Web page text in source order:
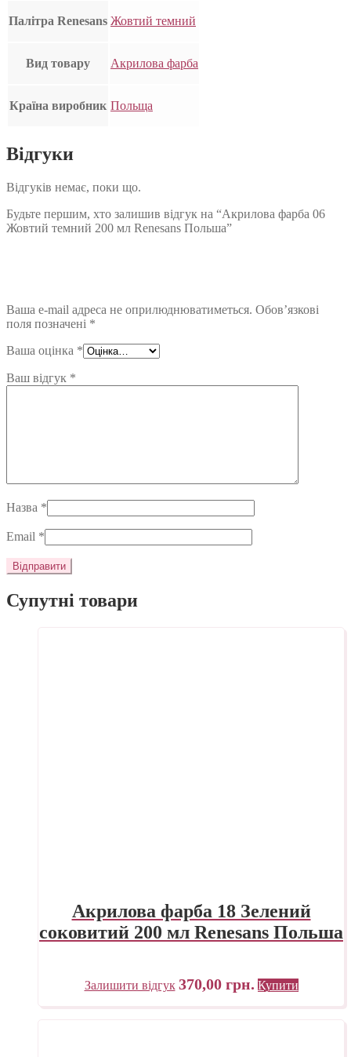
Палітра Renesans Жовтий темний
Вид товару Акрилова фарба
Країна виробник Польща
Відгуки
Відгуків немає, поки що.
Будьте першим, хто залишив відгук на “Акрилова фарба 06
Жовтий темний 200 мл Renesans Польша”
Ваша e-mail адреса не оприлюднюватиметься. Обов’язкові
поля позначені *
Ваша оцінка *
Ваш відгук *
Назва *
Email *
Супутні товари
Акрилова фарба 18 Зелений
соковитий 200 мл Renesans Польша
Залишити відгук 370,00 грн. Купити